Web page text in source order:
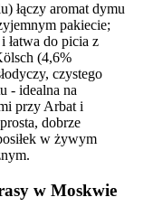
łączy aromat dymu
pakiecie;
łatwa do picia z
(4,6%
czystego
- idealna na
przy Arbat i
dobrze
w żywym
w Moskwie